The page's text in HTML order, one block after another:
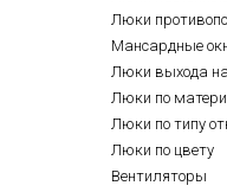
Люки
Мансардные
Люки выхода
Люки по
Люки по типу
Люки по цвету
Вентиляторы